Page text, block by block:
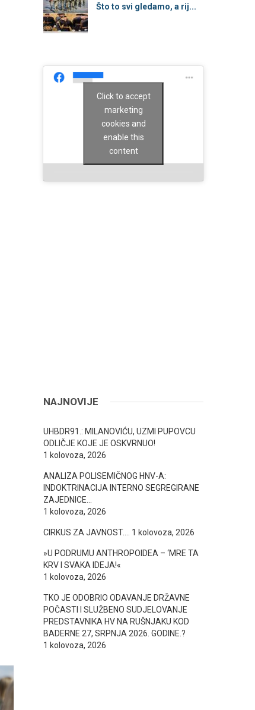
Što to svi gledamo, a rij...
Click to accept
marketing
cookies and
enable this
content
NAJNOVIJE
UHBDR91.: MILANOVIĆU, UZMI PUPOVCU
ODLIČJE KOJE JE OSKVRNUO!
1 kolovoza, 2026
ANALIZA POLISEMIČNOG HNV-A:
INDOKTRINACIJA INTERNO SEGREGIRANE
ZAJEDNICE…
1 kolovoza, 2026
CIRKUS ZA JAVNOST…. 1 kolovoza, 2026
»U PODRUMU ANTHROPOIDEA – ‘MRE TA
KRV I SVAKA IDEJA!«
1 kolovoza, 2026
TKO JE ODOBRIO ODAVANJE DRŽAVNE
POČASTI I SLUŽBENO SUDJELOVANJE
PREDSTAVNIKA HV NA RUŠNJAKU KOD
BADERNE 27, SRPNJA 2026. GODINE.?
1 kolovoza, 2026